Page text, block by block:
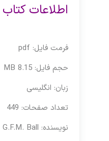
اطلاعات
فرمت فایل: pdf
حجم فایل: 8.15 MB
زبان: انگلیسی
تعداد صفحات: 449
نویسنده: G.F.M. Ball